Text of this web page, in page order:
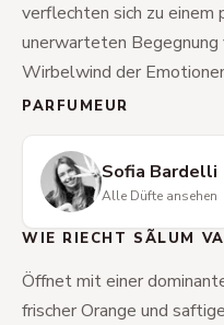
verflechten sich zu einem
unerwarteten Begegnung
Wirbelwind der
PARFUMEUR
Sofia Bardelli
Alle Düfte ansehen
WIE RIECHT SÃLUM
Öffnet mit einer
frischer Orange und